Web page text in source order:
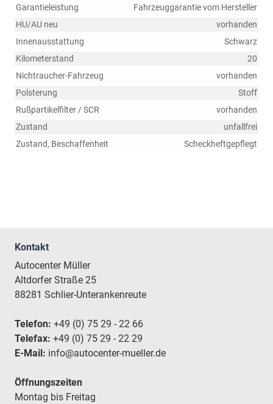
Garantieleistung
Fahrzeuggarantie vom Hersteller
HU/AU neu
vorhanden
Innenausstattung
Schwarz
Kilometerstand
20
Nichtraucher-Fahrzeug
vorhanden
Polsterung
Stoff
Rußpartikelfilter / SCR
vorhanden
Zustand
unfallfrei
Zustand, Beschaffenheit
Scheckheftgepflegt
Kontakt
Autocenter Müller
Altdorfer Straße 25
88281 Schlier-Unterankenreute
Telefon: +49 (0) 75 29 - 22 66
Telefax: +49 (0) 75 29 - 22 29
E-Mail: info@autocenter-mueller.de
Öffnungszeiten
Montag bis Freitag